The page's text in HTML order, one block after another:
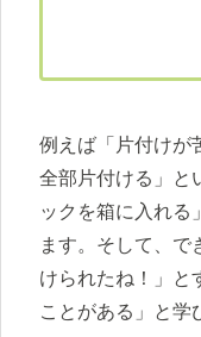
例えば「片付けが
全部片付ける」と
ックを箱に入れる
ます。そして、で
けられたね！」と
ことがある」と学